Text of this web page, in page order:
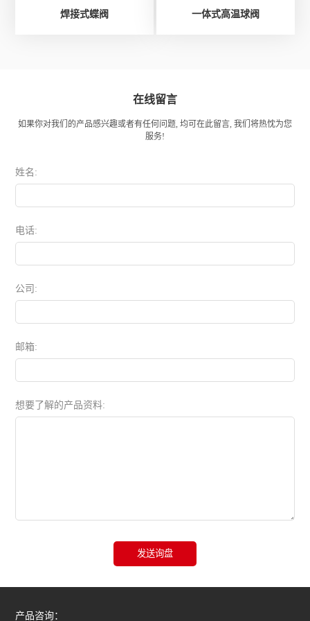
焊接式蝶阀 一体式高温球阀
在线留言
如果你对我们的产品感兴趣或者有任何问题, 均可在此留言, 我们将热忱为您
服务!
姓名:
电话:
公司:
邮箱:
想要了解的产品资料:
发送询盘
产品咨询：